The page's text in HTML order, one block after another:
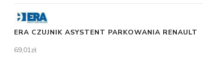
ERA CZUJNIK ASYSTENT PARKOWANIA RENAULT
69,01zł